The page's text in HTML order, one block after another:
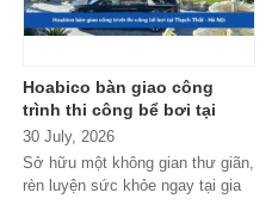
Hoabico bàn giao công
trình thi công bể bơi tại
Thạch Thất - Hà Nội
30 July, 2026
Sở hữu một không gian thư giãn,
rèn luyện sức khỏe ngay tại gia